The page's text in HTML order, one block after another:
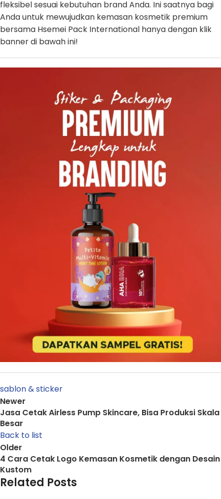
fleksibel sesuai kebutuhan brand Anda. Ini saatnya bagi
Anda untuk mewujudkan kemasan kosmetik premium
bersama Hsemei Pack International hanya dengan klik
banner di bawah ini!
sablon & sticker
Newer
Jasa Cetak Airless Pump Skincare, Bisa Produksi Skala
Besar
Back to list
Older
4 Cara Cetak Logo Kemasan Kosmetik dengan Desain
Kustom
Related Posts